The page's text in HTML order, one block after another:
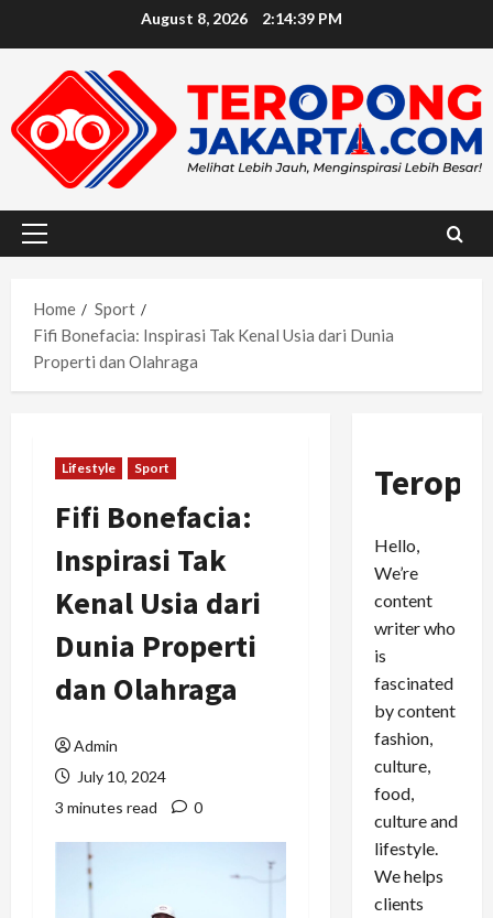
August 8, 2026 2:14:40 PM
Primary
Home
Sport
Fifi Bonefacia: Inspirasi Tak Kenal Usia dari Dunia
Properti dan Olahraga
Lifestyle Sport
Fifi Bonefacia:
Inspirasi Tak
Kenal Usia dari
Dunia Properti
dan Olahraga
Admin
July 10, 2024
3 minutes read
0
Hello,
We’re
content
writer who
is
fascinated
by content
fashion,
culture,
food,
culture and
lifestyle.
We helps
clients